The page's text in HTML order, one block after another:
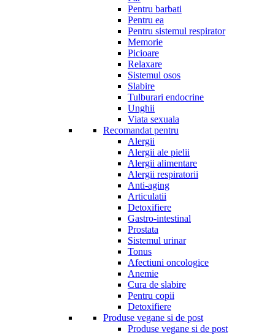
Pentru barbati
Pentru ea
Pentru sistemul respirator
Memorie
Picioare
Relaxare
Sistemul osos
Slabire
Tulburari endocrine
Unghii
Viata sexuala
Recomandat pentru
Alergii
Alergii ale pielii
Alergii alimentare
Alergii respiratorii
Anti-aging
Articulatii
Detoxifiere
Gastro-intestinal
Prostata
Sistemul urinar
Tonus
Afectiuni oncologice
Anemie
Cura de slabire
Pentru copii
Detoxifiere
Produse vegane si de post
Produse vegane si de post